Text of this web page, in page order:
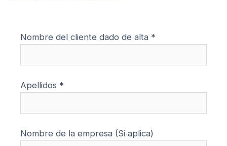
Nombre del cliente dado de alta *
Apellidos *
Nombre de la empresa (Si aplica)